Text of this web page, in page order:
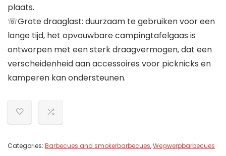
plaats.
☏Grote draaglast: duurzaam te gebruiken voor een
lange tijd, het opvouwbare campingtafelgaas is
ontworpen met een sterk draagvermogen, dat een
verscheidenheid aan accessoires voor picknicks en
kamperen kan ondersteunen.
Categories: Barbecues and smokerbarbecues,Wegwerpbarbecues